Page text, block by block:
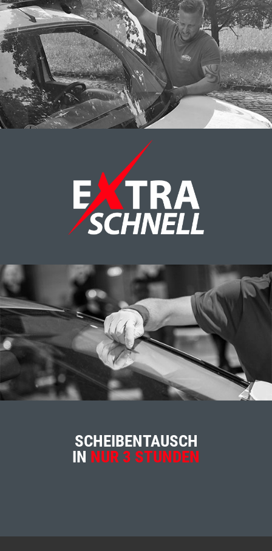
SCHEIBENTAUSCH
IN NUR 3 STUNDEN